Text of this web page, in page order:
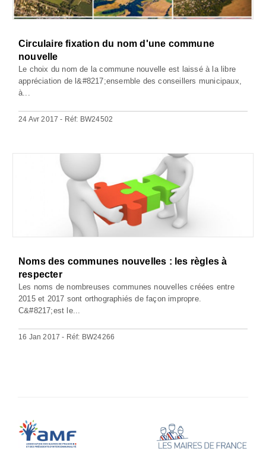
Circulaire fixation du nom d'une commune
nouvelle
Le choix du nom de la commune nouvelle est laissé à la libre
appréciation de l&#8217;ensemble des conseillers municipaux,
à...
24 Avr 2017 - Réf: BW24502
Noms des communes nouvelles : les règles à
respecter
Les noms de nombreuses communes nouvelles créées entre
2015 et 2017 sont orthographiés de façon impropre.
C&#8217;est le...
16 Jan 2017 - Réf: BW24266